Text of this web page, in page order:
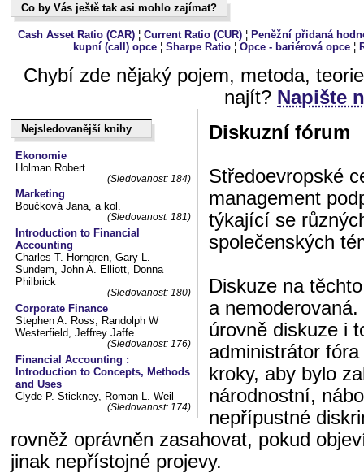
Co by Vás ještě tak asi mohlo zajímat?
Co by Vás ještě tak asi mohlo zajímat?
Cash Asset Ratio (CAR)¦ Current Ratio (CUR)¦ Peněžní přidaná
kupní (call) opce¦ Sharpe Ratio¦ Opce - bariérová opce¦
Chybí zde nějaký pojem, metoda,
najít? Napište
Nejsledovanější knihy
Nejsledovanější knihy
Ekonomie
Holman Robert
(Sledovanost: 184)
Marketing
Boučková Jana, a kol.
(Sledovanost: 181)
Introduction to Financial
Accounting
Charles T. Horngren, Gary L.
Sundem, John A. Elliott, Donna
Philbrick
(Sledovanost: 180)
Corporate Finance
Stephen A. Ross, Randolph W
Westerfield, Jeffrey Jaffe
(Sledovanost: 176)
Financial Accounting :
Introduction to Concepts, Methods
and Uses
Clyde P. Stickney, Roman L. Weil
(Sledovanost: 174)
Diskuzní fórum
Středoevropské
management
týkající se
společenských
Diskuze na
a
úrovně diskuze i
administrátor
kroky, aby bylo
národnostní,
nepřípustné
rovněž oprávněn zasahovat, pokud
jinak nepřístojné projevy.